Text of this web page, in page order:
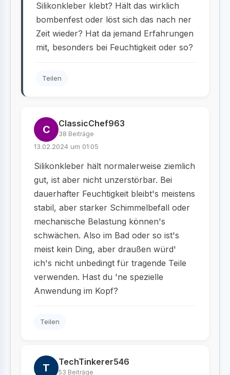
Silikonkleber klebt? Hält das wirklich
bombenfest oder löst sich das nach ner
Zeit wieder? Hat da jemand Erfahrungen
mit, besonders bei Feuchtigkeit oder so?
Teilen
C ClassicChef963
38 Beiträge
13.02.2024 um 01:05
Silikonkleber hält normalerweise ziemlich
gut, ist aber nicht unzerstörbar. Bei
dauerhafter Feuchtigkeit bleibt's meistens
stabil, aber starker Schimmelbefall oder
mechanische Belastung können's
schwächen. Also im Bad oder so ist's
meist kein Ding, aber draußen würd'
ich's nicht unbedingt für tragende Teile
verwenden. Hast du 'ne spezielle
Anwendung im Kopf?
Teilen
T TechTinkerer546
53 Beiträge